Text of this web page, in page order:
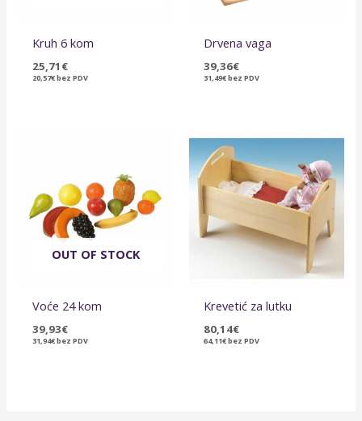
Kruh 6 kom
25,71 €
20,57€bez PDV
Drvena vaga
39,36€
31,49€bez PDV
OUT OF STOCK
Voće 24 kom
39,93€
31,94€bez PDV
Krevetić za lutku
80,14€
64,11€bez PDV